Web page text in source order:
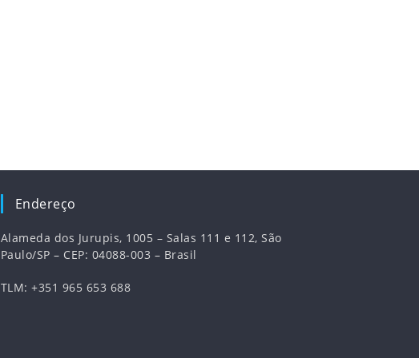
Endereço
Alameda dos Jurupis, 1005 – Salas 111 e 112, São
Paulo/SP – CEP: 04088-003 – Brasil
TLM: +351 965 653 688